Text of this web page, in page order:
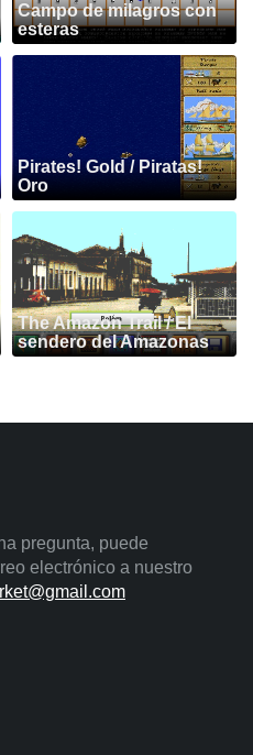
Campo de milagros con
esteras
Pirates! Gold / Piratas!
Oro
The Amazon Trail / El
sendero del Amazonas
pregunta, puede
electrónico a nuestro